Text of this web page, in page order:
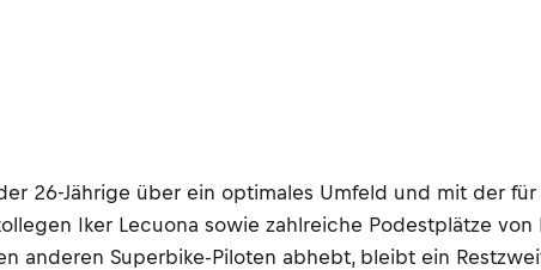
26-Jährige über ein optimales Umfeld und mit der
Iker Lecuona sowie zahlreiche Podestplätze von
anderen Superbike-Piloten abhebt, bleibt ein